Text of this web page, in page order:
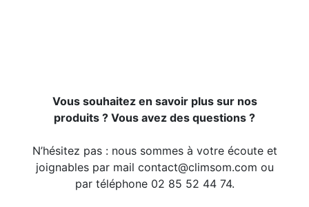
Vous souhaitez en savoir plus sur nos
produits ? Vous avez des questions ?
N’hésitez pas : nous sommes à votre écoute et
joignables par mail contact@climsom.com ou
par téléphone 02 85 52 44 74.